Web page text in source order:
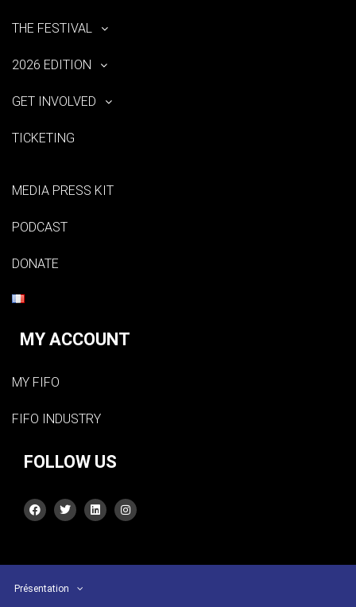
THE FESTIVAL
2026 EDITION
GET INVOLVED
TICKETING
MEDIA PRESS KIT
PODCAST
DONATE
MY ACCOUNT
MY FIFO
FIFO INDUSTRY
FOLLOW US
Présentation